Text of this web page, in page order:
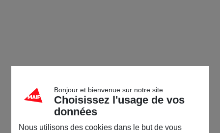
Bonjour et bienvenue sur notre site
Choisissez l'usage de vos
données
Nous utilisons des cookies dans le but de vous